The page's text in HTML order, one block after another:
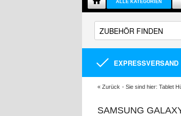
ALLE KATEGORIEN
EXPRESSVERSAND
« Zurück - Sie sind hier: Tablet
SAMSUNG